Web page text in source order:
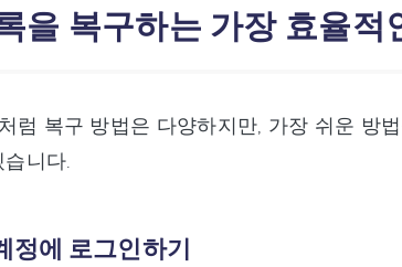
을 복구하는 가장 효율적
럼 복구 방법은 다양하지만, 가장 쉬운 방
니다.
정에 로그인하기